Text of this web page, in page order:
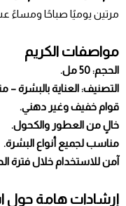
مرتين يوميًا صباحًا ومساءً
مواصفات الكريم
الحجم: 50 مل.
التصنيف: العناية بالبشرة –
قوام خفيف وغير دهني.
خالٍ من العطور والكحول.
مناسب لجميع أنواع البشرة.
آمن للاستخدام خلال فترة
إرشادات هامة حول